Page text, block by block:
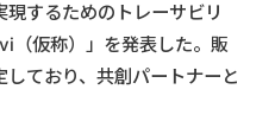
するためのトレーサビリ
（仮称）」を発表した。販
ており、共創パートナーと